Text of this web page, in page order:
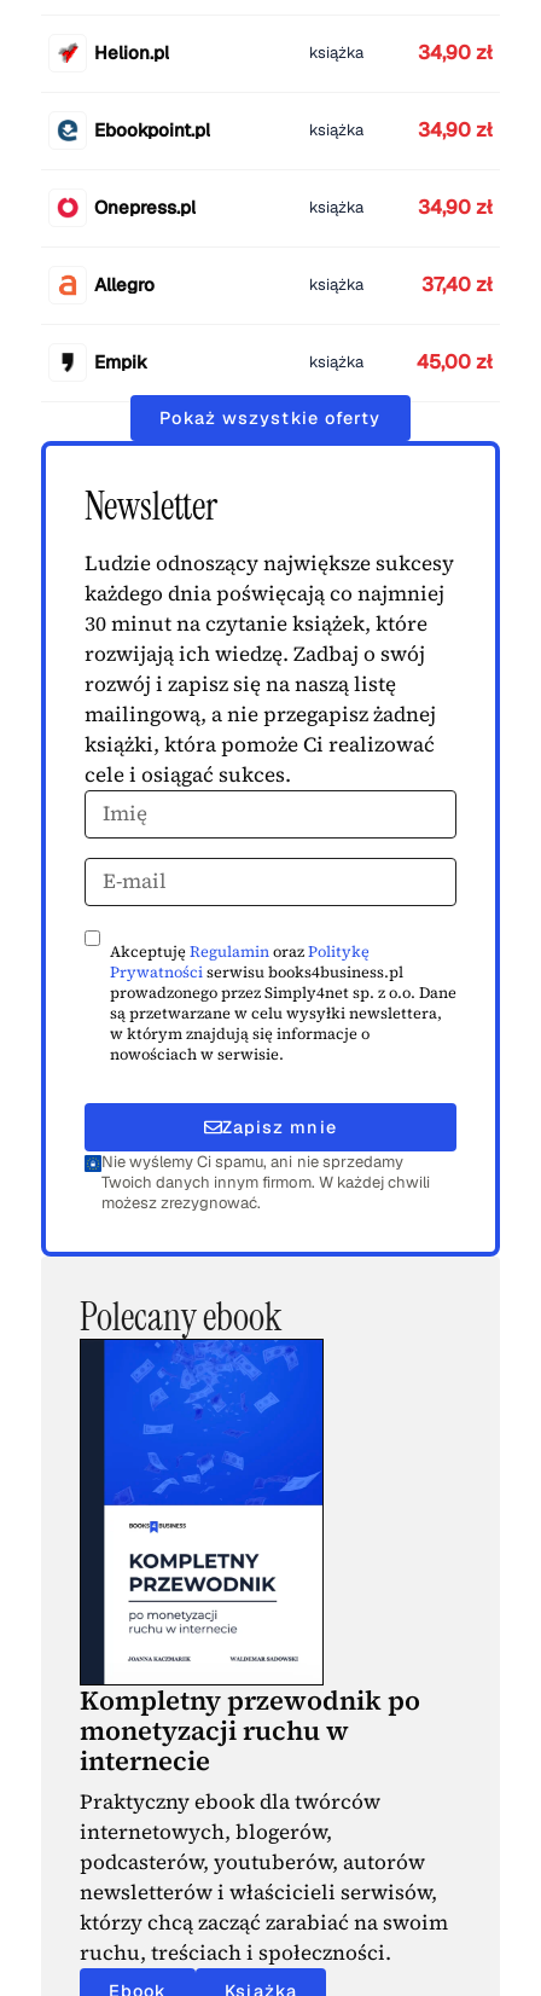
Helion.pl książka 34,90 zł
Ebookpoint.pl książka 34,90 zł
Onepress.pl książka 34,90 zł
Allegro książka 37,40 zł
Empik książka 45,00 zł
Pokaż wszystkie oferty
Newsletter
Ludzie odnoszący największe sukcesy
każdego dnia poświęcają co najmniej
30 minut na czytanie książek, które
rozwijają ich wiedzę. Zadbaj o swój
rozwój i zapisz się na naszą listę
mailingową, a nie przegapisz żadnej
książki, która pomoże Ci realizować
cele i osiągać sukces.
AkceptujęRegulaminorazPolitykę
Prywatnościserwisu books4business.pl
prowadzonego przez Simply4net sp. z o.o. Dane
są przetwarzane w celu wysyłki newslettera,
w którym znajdują się informacje o
nowościach w serwisie.
Zapisz mnie
Nie wyślemy Ci spamu, ani nie sprzedamy
Twoich danych innym firmom. W każdej chwili
możesz zrezygnować.
Polecany ebook
Kompletny przewodnik po
monetyzacji ruchu w
internecie
Praktyczny ebook dla twórców
internetowych, blogerów,
podcasterów, youtuberów, autorów
newsletterów i właścicieli serwisów,
którzy chcą zacząć zarabiać na swoim
ruchu, treściach i społeczności.
Ebook Książka